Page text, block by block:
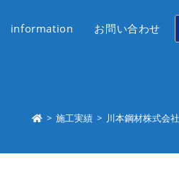
information お問い合わせ
> 施工実績 > 川本鋼材株式会